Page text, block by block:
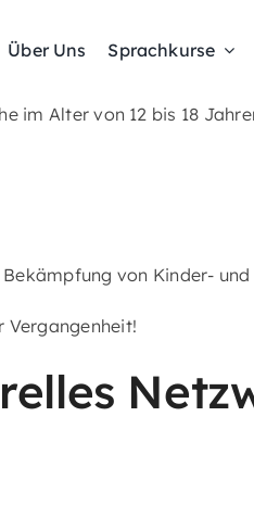
Über Uns Sprachkurse
im Alter von 12 bis 18
von Kinder-
Vergangenheit!